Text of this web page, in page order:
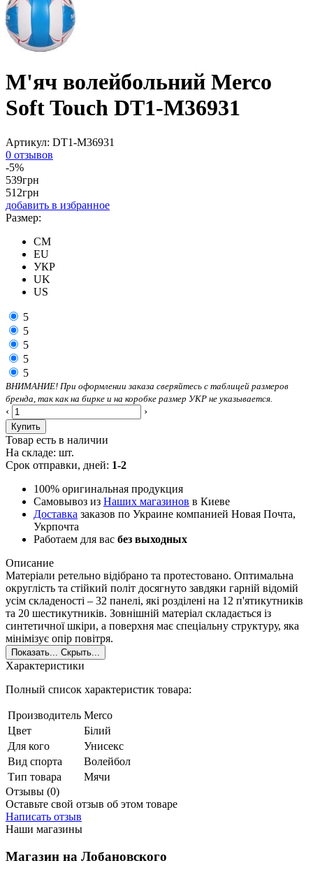
М'яч волейбольний Merco
Soft Touch DT1-M36931
Артикул: DT1-M36931
0 отзывов
-5%
539грн
512грн
добавить в избранное
Размер:
CM
EU
УКР
UK
US
5
5
5
5
5
ВНИМАНИЕ! При оформлении заказа сверяйтесь с таблицей размеров
бренда, так как на бирке и на коробке размер УКР не указывается.
‹ ›
Купить
Товар есть в наличии
На складе: шт.
Срок отправки, дней: 1-2
100% оригинальная продукция
Самовывоз из Наших магазинов в Киеве
Доставка заказов по Украине компанией Новая Почта,
Укрпочта
Работаем для вас без выходных
Описание
Матеріали ретельно відібрано та протестовано. Оптимальна
округлість та стійкий політ досягнуто завдяки гарній відомій
усім складеності – 32 панелі, які розділені на 12 п'ятикутників
та 20 шестикутників. Зовнішній матеріал складається із
синтетичної шкіри, а поверхня має спеціальну структуру, яка
мінімізує опір повітря.
Показать... Скрыть...
Характеристики
Полный список характеристик товара:
Производитель Merco
Цвет
Білий
Для кого
Унисекс
Вид спорта
Волейбол
Тип товара
Мячи
Отзывы (0)
Оставьте свой отзыв об этом товаре
Написать отзыв
Наши магазины
Магазин на Лобановского